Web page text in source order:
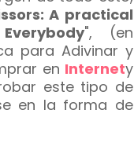
A practical
", (en
para Adivinar y
en Internety
este tipo de
en la forma de